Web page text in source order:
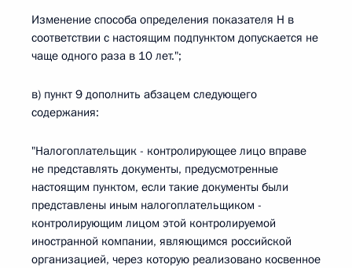
Изменение способа определения показателя Н в
соответствии с настоящим подпунктом допускается не
чаще одного раза в 10 лет.";
в) пункт 9 дополнить абзацем следующего
содержания:
"Налогоплательщик - контролирующее лицо вправе
не представлять документы, предусмотренные
настоящим пунктом, если такие документы были
представлены иным налогоплательщиком -
контролирующим лицом этой контролируемой
иностранной компании, являющимся российской
организацией, через которую реализовано косвенное